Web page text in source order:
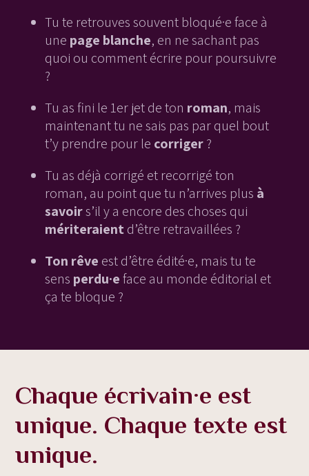
Tu te retrouves souvent bloqué·e face à
une page blanche, en ne sachant pas
quoi ou comment écrire pour poursuivre
?
Tu as fini le 1er jet de ton roman, mais
maintenant tu ne sais pas par quel bout
t’y prendre pour le corriger?
Tu as déjà corrigé et recorrigé ton
roman, au point que tu n’arrives plus à
savoirs’il y a encore des choses qui
mériteraientd’être retravaillées ?
Ton rêve est d’être édité·e, mais tu te
sens perdu·eface au monde éditorial et
ça te bloque ?
Chaque écrivain·e est
unique. Chaque texte est
unique.